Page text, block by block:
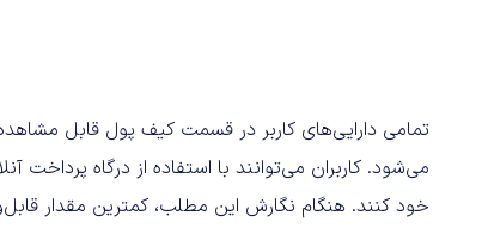
تمامی دارایی‌های کاربر در قسمت کیف پول قابل
می‌شود. کاربران می‌توانند با استفاده از درگاه پرداخت